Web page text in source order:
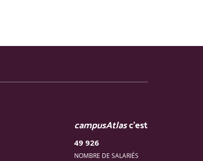
campusAtlasc'est
49 926
NOMBRE DE SALARIÉS